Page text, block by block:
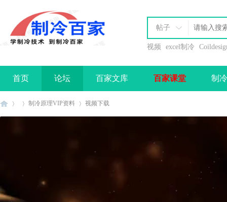
帖子
视频 excel制冷
首页 论坛 百家文库 百家课堂 制
办理会员制冷原理VIP资料 视频下载